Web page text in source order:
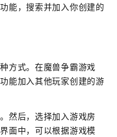
能，搜索并加入你创建的
方式。在魔兽争霸游戏
能加入其他玩家创建的游
然后，选择加入游戏房
面中，可以根据游戏模